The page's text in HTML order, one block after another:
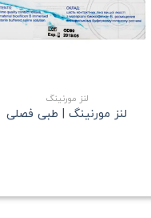
لنز مورنینگ
لنز مورنینگ | طبی فصلی